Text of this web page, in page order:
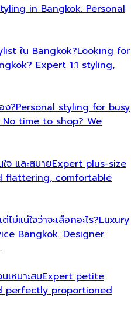
in Bangkok. Personal
ใน Bangkok?Looking for
Expert 1:1 styling,
ง?Personal styling for busy
time to shop? We
จ และสบายExpert plus-size
flattering, comfortable
ม่แน่ใจว่าจะเลือกอะไร?Luxury
Bangkok. Designer
เหมาะสมExpert petite
perfectly proportioned